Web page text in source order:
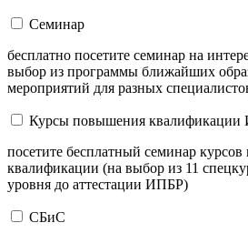
Семинар
бесплатно посетите семинар на
выбор из программы ближайших
мероприятий для разных
Курсы повышения
посетите бесплатный семинар
квалификации (на выбор из 11
уровня до аттестации ИПБР)
СБиС